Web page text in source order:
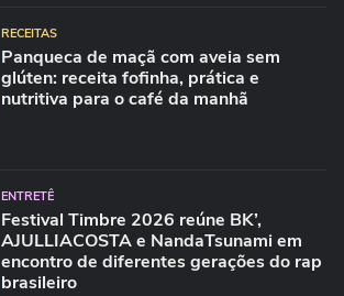
RECEITAS
Panqueca de maçã com aveia sem
glúten: receita fofinha, prática e
nutritiva para o café da manhã
ENTRETÊ
Festival Timbre 2026 reúne BK’,
AJULLIACOSTA e NandaTsunami em
encontro de diferentes gerações do rap
brasileiro